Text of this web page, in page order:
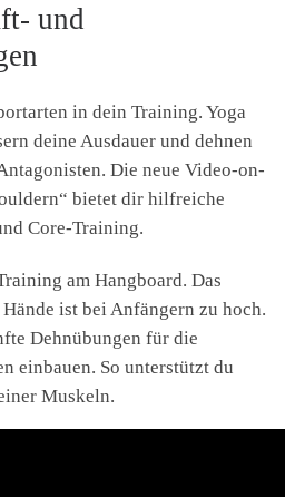
und
in dein Training. Yoga
deine Ausdauer und dehnen
Die neue Video-on-
bietet dir hilfreiche
Core-Training.
am Hangboard. Das
ist bei Anfängern zu hoch.
Dehnübungen für die
einbauen. So unterstützt du
Muskeln.